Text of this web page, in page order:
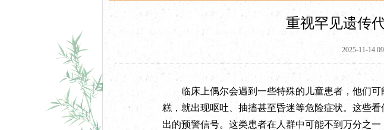
重视罕见遗传
2025-11-14
临床上偶尔会遇到一些特殊的儿童患者，他们可
糕，就出现呕吐、抽搐甚至昏迷等危险症状。这些
出的预警信号。这类患者在人群中可能不到万分之